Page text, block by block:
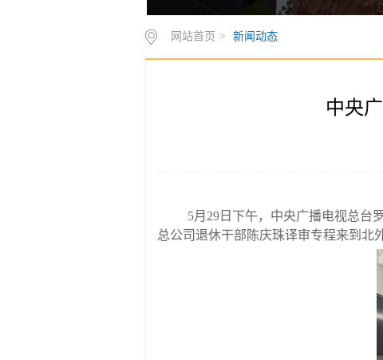
网站首页 > 新闻动态
中央
5月 29 日 下午，中央广播电视总台
总公司退休干部陈庆珠译审专程来到北